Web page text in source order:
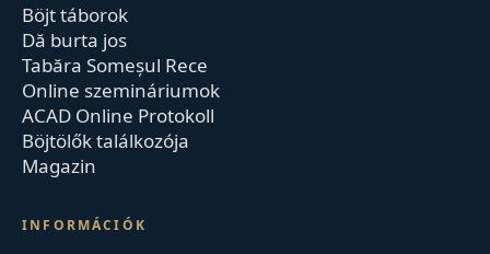
Böjt táborok
Dă burta jos
Tabăra Someșul Rece
Online szemináriumok
ACAD Online Protokoll
Böjtölők találkozója
Magazin
INFORMÁCIÓK